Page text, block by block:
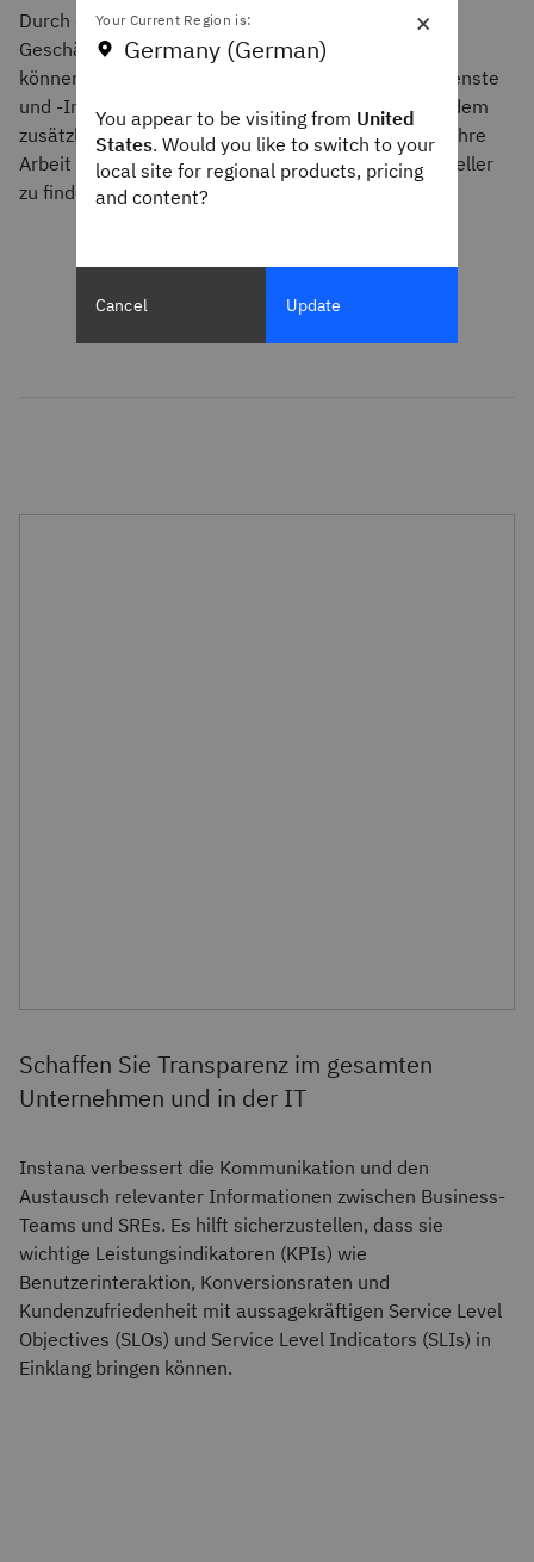
Durch die Organisation von IT-Traces nach
Geschäftsprozess- oder Geschäftsaktivitätsnamen
können SREs sehen, wie sich IT-Anwendungen, -Dienste
und -Infrastruktur auf den Prozess auswirken. Mit dem
zusätzlichen Geschäftskontext können alle Teams ihre
Arbeit besser priorisieren, um Probleme noch schneller
zu finden und zu beheben.
Schaffen Sie Transparenz im gesamten
Unternehmen und in der IT
Instana verbessert die Kommunikation und den
Austausch relevanter Informationen zwischen Business-
Teams und SREs. Es hilft sicherzustellen, dass sie
wichtige Leistungsindikatoren (KPIs) wie
Benutzerinteraktion, Konversionsraten und
Kundenzufriedenheit mit aussagekräftigen Service Level
Objectives (SLOs) und Service Level Indicators (SLIs) in
Einklang bringen können.
×
Your Current Region is:
Germany (German)
You appear to be visiting from United
States. Would you like to switch to your
local site for regional products, pricing
and content?
Cancel Update